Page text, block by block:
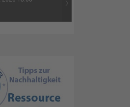
im
Abend)
›